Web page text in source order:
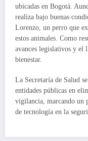
ubicadas en Bogotá.
realiza bajo buenas
Lorenzo, un perro que
estos animales. Como
avances legislativos y el
bienestar.
La Secretaría de Salud
entidades públicas en
vigilancia, marcando un
de tecnología en la